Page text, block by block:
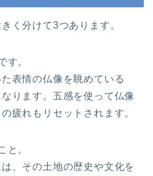
く分けて3つあります。
す。
表情の仏像を眺めている
ります。五感を使って仏像
疲れもリセットされます。
と。
、その土地の歴史や文化を